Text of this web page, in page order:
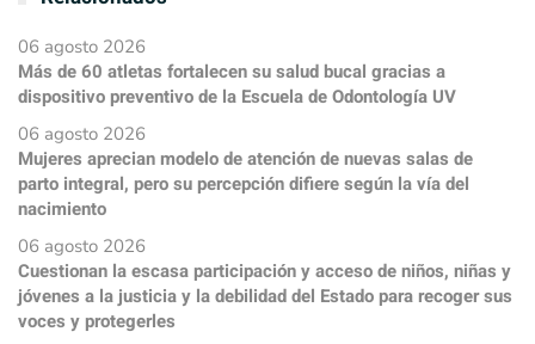
06 agosto 2026
Más de 60 atletas fortalecen su salud bucal gracias a
dispositivo preventivo de la Escuela de Odontología UV
06 agosto 2026
Mujeres aprecian modelo de atención de nuevas salas de
parto integral, pero su percepción difiere según la vía del
nacimiento
06 agosto 2026
Cuestionan la escasa participación y acceso de niños, niñas y
jóvenes a la justicia y la debilidad del Estado para recoger sus
voces y protegerles